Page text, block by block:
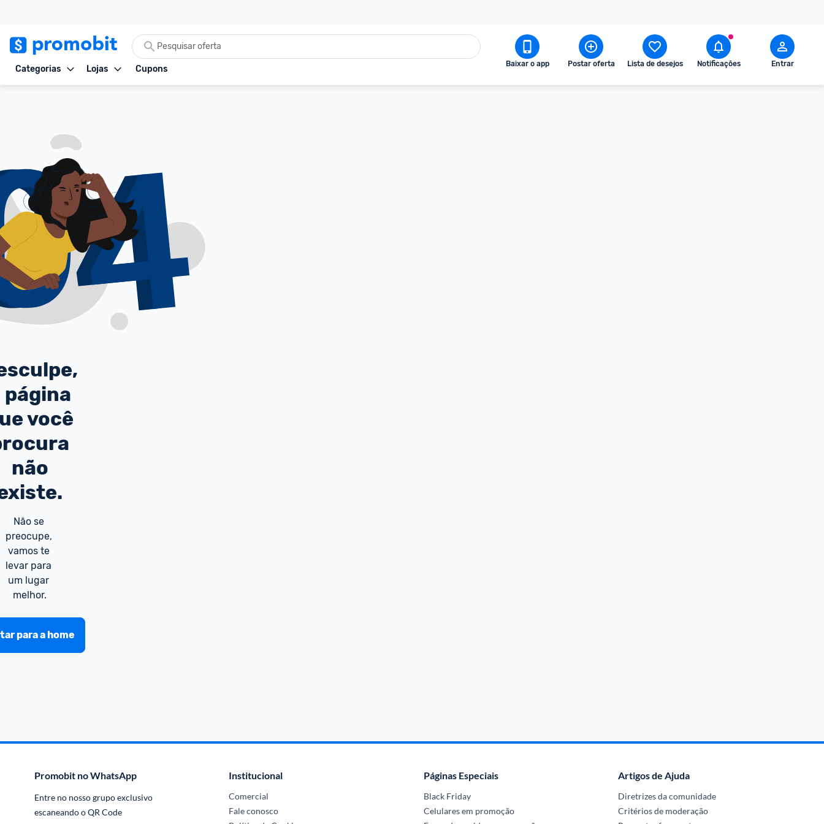
Categorias Lojas Cupons Baixar o app Postar oferta Lista de desejos Notificações Entrar
página
você
não
Não se
preocupe,
vamos te
levar para
um lugar
melhor.
para a home
Promobit no WhatsApp
Entre no nosso grupo exclusivo
escaneando o QR Code
Institucional
Comercial
Fale conosco
Páginas Especiais
Black Friday
Celulares em promoção
Artigos de Ajuda
Diretrizes da comunidade
Critérios de moderação